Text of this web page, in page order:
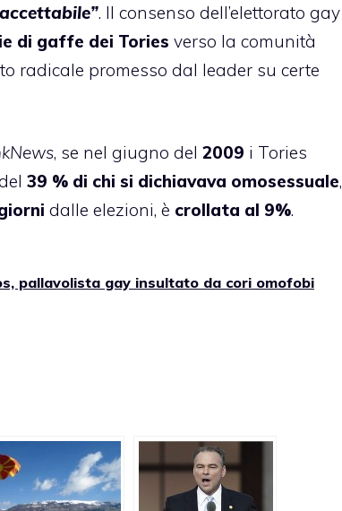
. Il consenso dell’elettorato gay
di gaffe dei Tories verso la comunità
radicale promesso dal leader su certe
, se nel giugno del 2009 i Tories
39 % di chi si dichiavava omosessuale,
dalle elezioni, è crollata al 9%.
pallavolista gay insultato da cori omofobi